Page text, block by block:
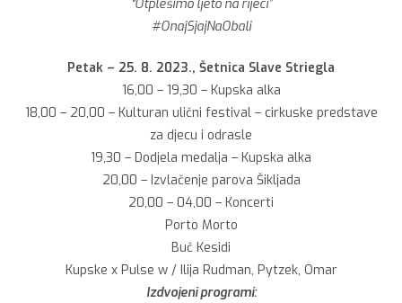
“Otplešimo ljeto na rijeci”
#OnajSjajNaObali
Petak – 25. 8. 2023., Šetnica Slave Striegla
16,00 – 19,30 – Kupska alka
18,00 – 20,00 – Kulturan ulični festival – cirkuske predstave
za djecu i odrasle
19,30 – Dodjela medalja – Kupska alka
20,00 – Izvlačenje parova Šikljada
20,00 – 04,00 – Koncerti
Porto Morto
Buč Kesidi
Kupske x Pulse w / Ilija Rudman, Pytzek, Omar
Izdvojeni programi: